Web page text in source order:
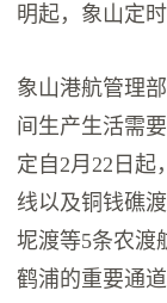
明起，象山定
象山港航管理
间生产生活需
定自2月22日起
线以及铜钱礁
坭渡等5条农渡
鹤浦的重要通